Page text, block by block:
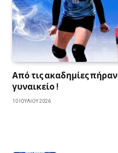
Από τις ακαδημίες
γυναικείο !
10 ΙΟΥΛΊΟΥ 2026